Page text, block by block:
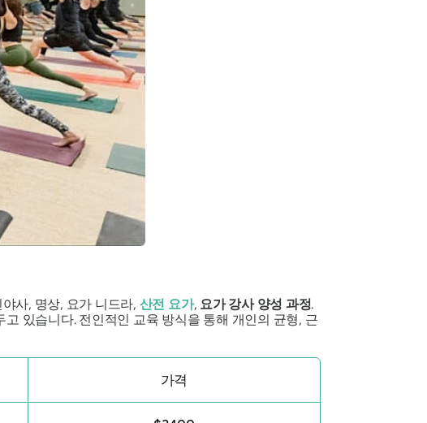
사, 명상, 요가 니드라, 산전 요가, 요가 강사 양성 과정.
있습니다. 전인적인 교육 방식을 통해 개인의 균형, 근
가격